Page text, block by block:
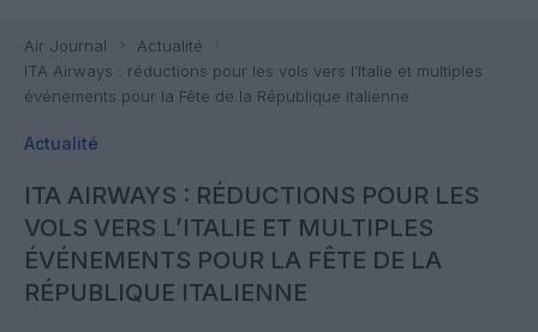
Air Journal
Actualité
ITA Airways : réductions pour les vols vers l’Italie et multiples
événements pour la Fête de la République italienne
Actualité
ITA AIRWAYS : RÉDUCTIONS POUR LES
VOLS VERS L’ITALIE ET MULTIPLES
ÉVÉNEMENTS POUR LA FÊTE DE LA
RÉPUBLIQUE ITALIENNE